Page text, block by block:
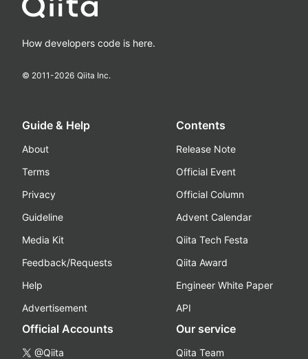
How developers code is here.
© 2011-2026 Qiita Inc.
Guide & Help
About
Terms
Privacy
Guideline
Media Kit
Feedback/Requests
Help
Advertisement
Contents
Release Note
Official Event
Official Column
Advent Calendar
Qiita Tech Festa
Qiita Award
Engineer White Paper
API
Official Accounts
@Qiita
Our service
Qiita Team